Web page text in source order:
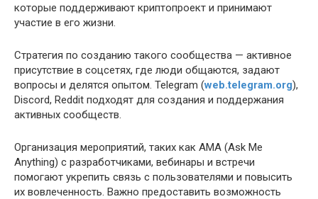
которые поддерживают криптопроект и принимают
участие в его жизни.
Стратегия по созданию такого сообщества — активное
присутствие в соцсетях, где люди общаются, задают
вопросы и делятся опытом. Telegram (web.telegram.org),
Discord, Reddit подходят для создания и поддержания
активных сообществ.
Организация мероприятий, таких как AMA (Ask Me
Anything) с разработчиками, вебинары и встречи
помогают укрепить связь с пользователями и повысить
их вовлеченность. Важно предоставить возможность